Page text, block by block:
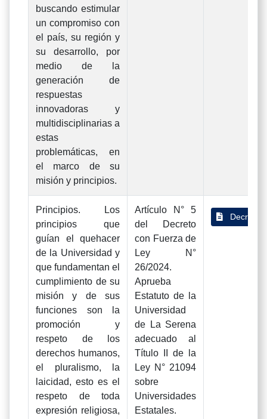
buscando estimular
un compromiso con
el país, su región y
su desarrollo, por
medio de la
generación de
respuestas
innovadoras y
multidisciplinarias a
estas
problemáticas, en
el marco de su
misión y principios.
Principios. Los
principios que
guían el quehacer
de la Universidad y
que fundamentan el
cumplimiento de su
misión y de sus
funciones son la
promoción y
respeto de los
derechos humanos,
el pluralismo, la
laicidad, esto es el
respeto de toda
expresión religiosa,
Artículo N° 5
del Decreto
con Fuerza de
Ley N°
26/2024.
Aprueba
Estatuto de la
Universidad
de La Serena
adecuado al
Título II de la
Ley N° 21094
sobre
Universidades
Estatales.
Decreto